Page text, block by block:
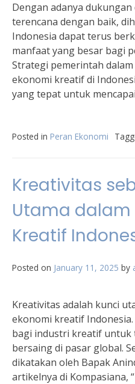
Dengan adanya
terencana dengan baik,
Indonesia dapat terus
manfaat yang besar bagi
Strategi pemerintah
ekonomi kreatif di
yang tepat untuk
Posted in Peran Ekonomi
Kreativitas
Utama dalam
Kreatif
Posted on January 11, 2025 by
Kreativitas adalah kunci
ekonomi kreatif
bagi industri kreatif untuk
bersaing di pasar global.
dikatakan oleh Bapak
artikelnya di Kompasiana,